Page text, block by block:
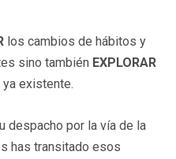
los cambios de hábitos y
sino también EXPLORAR
existente.
despacho por la vía de la
has transitado esos